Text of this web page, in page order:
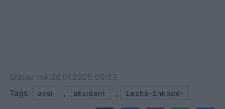
Shtuar më 26.01.2025 09:53
Tags:
aksi , aksident , Lezhë-Shkodër